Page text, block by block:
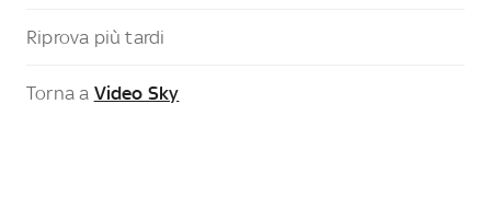
Riprova più tardi
Torna a Video Sky